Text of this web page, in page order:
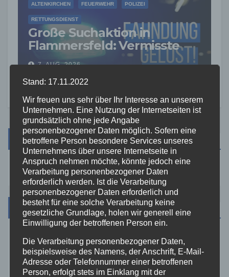
ALTENKIRCHEN FEUERWEHR POLIZEI
RETTUNGSDIENST
Große Suchaktion in
Flammersfeld: Vermisste
Person wohlbehalten
7. AUG. 2026
Suche
Kategorien
Aktuelles
Allgemein
Stand: 17.11.2022
Wir freuen uns sehr über Ihr Interesse an unserem
Unternehmen. Eine Nutzung der Internetseiten ist
grundsätzlich ohne jede Angabe
personenbezogener Daten möglich. Sofern eine
betroffene Person besondere Services unseres
Unternehmens über unsere Internetseite in
Anspruch nehmen möchte, könnte jedoch eine
Verarbeitung personenbezogener Daten
erforderlich werden. Ist die Verarbeitung
personenbezogener Daten erforderlich und
besteht für eine solche Verarbeitung keine
gesetzliche Grundlage, holen wir generell eine
Einwilligung der betroffenen Person ein.
Die Verarbeitung personenbezogener Daten,
beispielsweise des Namens, der Anschrift, E-Mail-
Adresse oder Telefonnummer einer betroffenen
Person, erfolgt stets im Einklang mit der